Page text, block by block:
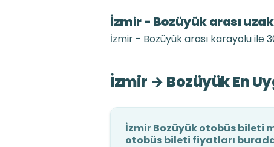
İzmir - Bozüyük arası
İzmir - Bozüyük arası karayolu ile
İzmir → Bozüyük En
İzmir Bozüyük otobüs bileti
otobüs bileti fiyatları